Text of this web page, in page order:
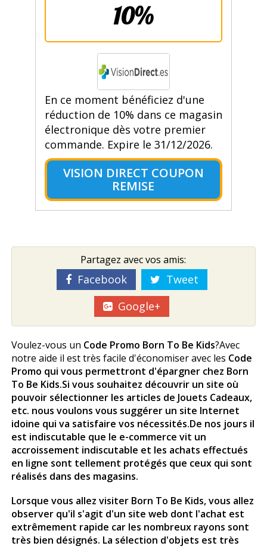
10%
En ce moment bénéficiez d'une
réduction de 10% dans ce magasin
électronique dès votre premier
commande. Expire le 31/12/2026.
VISION DIRECT COUPON
REMISE
Partagez avec vos amis:
Facebook
Tweet
Google+
Voulez-vous un Code Promo Born To Be Kids?Avec
notre aide il est très facile d'économiser avec les Code
Promo qui vous permettront d'épargner chez Born
To Be Kids.Si vous souhaitez découvrir un site où
pouvoir sélectionner les articles de Jouets Cadeaux,
etc. nous voulons vous suggérer un site Internet
idoine qui va satisfaire vos nécessités.De nos jours il
est indiscutable que le e-commerce vit un
accroissement indiscutable et les achats effectués
en ligne sont tellement protégés que ceux qui sont
réalisés dans des magasins.
Lorsque vous allez visiter Born To Be Kids, vous allez
observer qu'il s'agit d'un site web dont l'achat est
extrêmement rapide car les nombreux rayons sont
très bien désignés. La sélection d'objets est très